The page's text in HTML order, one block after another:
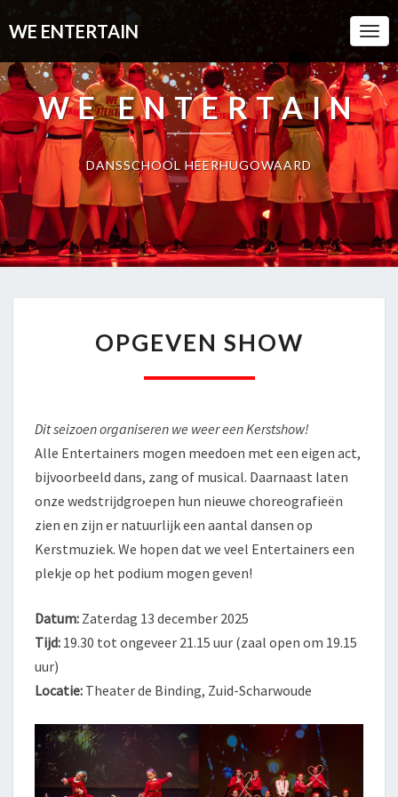
WE ENTERTAIN
WE ENTERTAIN
DANSSCHOOL HEERHUGOWAARD
SHOW
OPGEVEN SHOW
Dit seizoen organiseren we weer een Kerstshow!
Alle Entertainers mogen meedoen met een eigen act,
bijvoorbeeld dans, zang of musical. Daarnaast laten
onze wedstrijdgroepen hun nieuwe choreografieën
zien en zijn er natuurlijk een aantal dansen op
Kerstmuziek. We hopen dat we veel Entertainers een
plekje op het podium mogen geven!
Datum: Zaterdag 13 december 2025
Tijd: 19.30 tot ongeveer 21.15 uur (zaal open om 19.15
uur)
Locatie: Theater de Binding, Zuid-Scharwoude